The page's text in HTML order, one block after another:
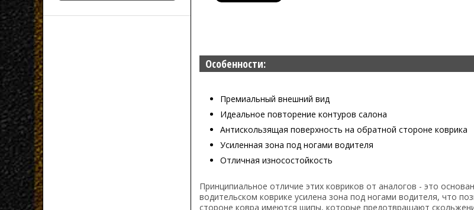
Особенности:
Премиальный внешний вид
Идеальное повторение контуров салона
Антискользящая поверхность на обратной стороне коврика
Усиленная зона под ногами водителя
Отличная износостойкость
Принципиальное отличие этих ковриков от аналогов - это
водительском коврике усилена зона под ногами водителя, что
стороне ковра имеются шипы, которые предотвращают